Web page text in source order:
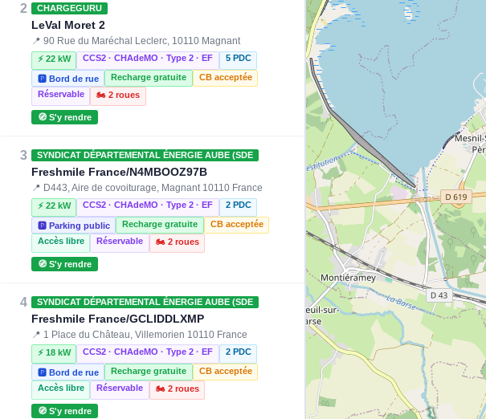
2 CHARGEGURU
LeVal Moret 2
📍 90 Rue du Maréchal Leclerc, 10110 Magnant
⚡ 22 kW CCS2 · CHAdeMO · Type 2 · EF 5 PDC
🅿️ Bord de rue Recharge gratuite
CB acceptée
Réservable
🏍️ 2 roues
🧭 S'y rendre
3 SYNDICAT DÉPARTEMENTAL ÉNERGIE AUBE (SDE
Freshmile France/N4MBOOZ97B
📍 D443, Aire de covoiturage, Magnant 10110 France
⚡ 22 kW CCS2 · CHAdeMO · Type 2 · EF 2 PDC
🅿️ Parking public Recharge gratuite
CB acceptée
Accès libre
Réservable 🏍️ 2 roues
🧭 S'y rendre
4 SYNDICAT DÉPARTEMENTAL ÉNERGIE AUBE (SDE
Freshmile France/GCLIDDLXMP
📍 1 Place du Château, Villemorien 10110 France
⚡ 18 kW CCS2 · CHAdeMO · Type 2 · EF 2 PDC
🅿️ Bord de rue Recharge gratuite
CB acceptée
Accès libre
Réservable 🏍️ 2 roues
🧭 S'y rendre